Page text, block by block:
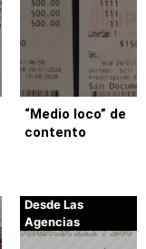
“Medio loco” de
contento
Desde Las
Agencias